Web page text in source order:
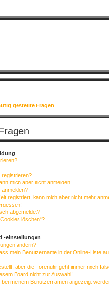
gestellte Fragen
registrieren?
mich aber nicht anmelden!
anmelden?
registriert, kann mich aber nicht mehr
abgemeldet?
löschen“?
-einstellungen
ändern?
mein Benutzername in der Online-Liste
aber die Forenuhr geht immer noch
Board nicht zur Auswahl!
meinem Benutzernamen angezeigt